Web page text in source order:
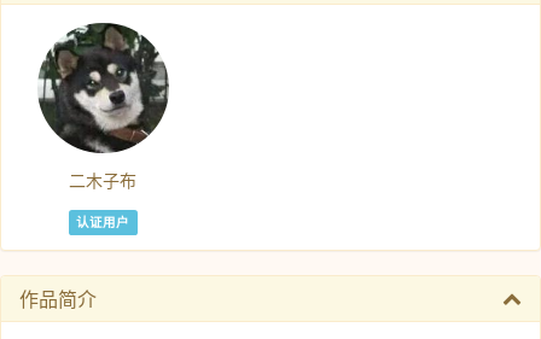
二木子布
认证用户
作品简介